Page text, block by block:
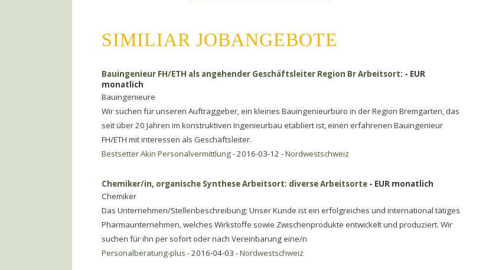
SIMILIAR JOBANGEBOTE
Bauingenieur FH/ETH als angehender Geschäftsleiter Region Br Arbeitsort: - EUR
monatlich
Bauingenieure
Wir suchen für unseren Auftraggeber, ein kleines Bauingenieurbüro in der Region Bremgarten, das
seit über 20 Jahren im konstruktiven Ingenieurbau etabliert ist, einen erfahrenen Bauingenieur
FH/ETH mit interessen als Geschäftsleiter.
Bestsetter Akin Personalvermittlung- 2016-03-12 -Nordwestschweiz
Chemiker/in, organische Synthese Arbeitsort: diverse Arbeitsorte - EUR monatlich
Chemiker
Das Unternehmen/Stellenbeschreibung: Unser Kunde ist ein erfolgreiches und international tätiges
Pharmaunternehmen, welches Wirkstoffe sowie Zwischenprodukte entwickelt und produziert. Wir
suchen für ihn per sofort oder nach Vereinbarung eine/n
Personalberatung-plus - 2016-04-03 -Nordwestschweiz